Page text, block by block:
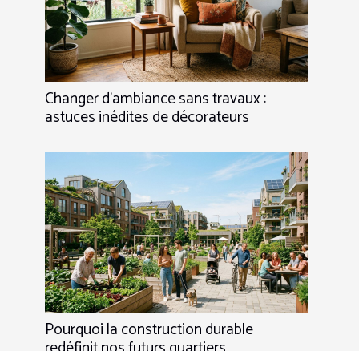
Changer d’ambiance sans travaux :
astuces inédites de décorateurs
Pourquoi la construction durable